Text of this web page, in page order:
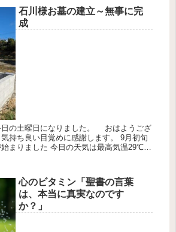
石川様お墓の建立～無事に完
成
日の土曜日になりました。 おはようござ
持ち良い目覚めに感謝します。 9月初旬
まりました 今日の天気は最高気温29℃最
心のビタミン「聖書の言葉
は、本当に真実なのです
か？」